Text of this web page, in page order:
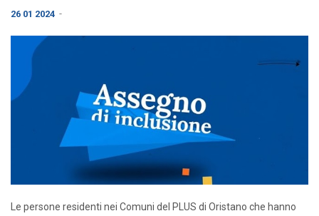
26 01 2024 -
Le persone residenti nei Comuni del PLUS di Oristano che hanno